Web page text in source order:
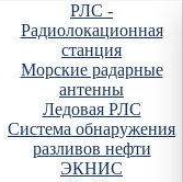
РЛС -
Радиолокационная
станция
Морские радарные
антенны
Ледовая РЛС
Система обнаружения
разливов нефти
ЭКНИС